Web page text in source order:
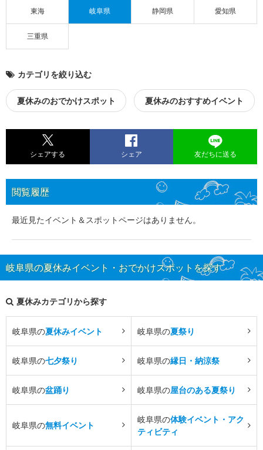
東海 岐阜県 静岡県 愛知県
三重県
カテゴリを絞り込む
夏休みのおでかけスポット 夏休みのおすすめイベント
シェアする シェア 友だちに送る
閲覧履歴
最近見たイベント＆スポットページはありません。
岐阜県の夏休みイベント・おでかけスポットを探す
夏休みカテゴリから探す
岐阜県の夏休みイベント 岐阜県の夏祭り
岐阜県の七夕祭り 岐阜県の縁日・納涼祭
岐阜県の盆踊り 岐阜県の屋台のある夏祭り
岐阜県の無料イベント
岐阜県の体験イベント・アク
ティビティ